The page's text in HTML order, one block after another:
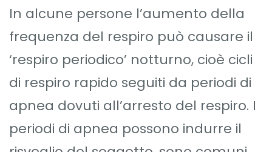
In alcune persone l’aumento della
frequenza del respiro può causare il
‘respiro periodico’ notturno, cioè cicli
di respiro rapido seguiti da periodi di
apnea dovuti all’arresto del respiro. I
periodi di apnea possono indurre il